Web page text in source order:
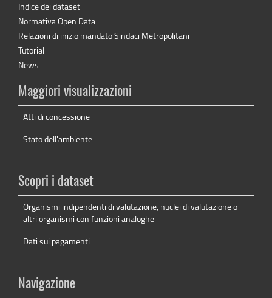
Indice dei dataset
Normativa Open Data
Relazioni di inizio mandato Sindaci Metropolitani
Tutorial
News
Maggiori visualizzazioni
Atti di concessione
Stato dell'ambiente
Scopri i dataset
Organismi indipendenti di valutazione, nuclei di valutazione o
altri organismi con funzioni analoghe
Dati sui pagamenti
Navigazione